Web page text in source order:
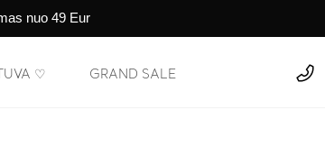
nuo 49 Eur
♡ GRAND SALE